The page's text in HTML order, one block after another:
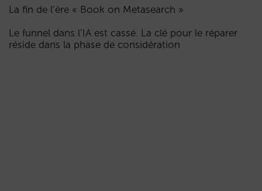
La fin de l’ère « Book on Metasearch »
Le funnel dans l’IA est cassé. La clé pour le réparer
réside dans la phase de considération